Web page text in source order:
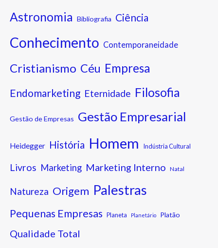
Astronomia Bibliografia Ciência
Conhecimento Contemporaneidade
Cristianismo Céu Empresa
Endomarketing Eternidade Filosofia
Gestão de Empresas Gestão Empresarial
Heidegger História Homem Indústria Cultural
Livros Marketing Marketing Interno Natal
Natureza Origem Palestras
Pequenas Empresas Planeta Planetário Platão
Qualidade Total